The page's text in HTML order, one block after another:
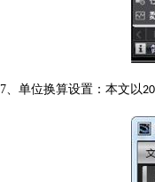
7、单位换算设置：本文以20